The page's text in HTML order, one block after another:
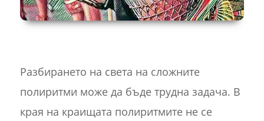
Разбирането на света на сложните
полиритми може да бъде трудна задача. В
края на краищата полиритмите не се